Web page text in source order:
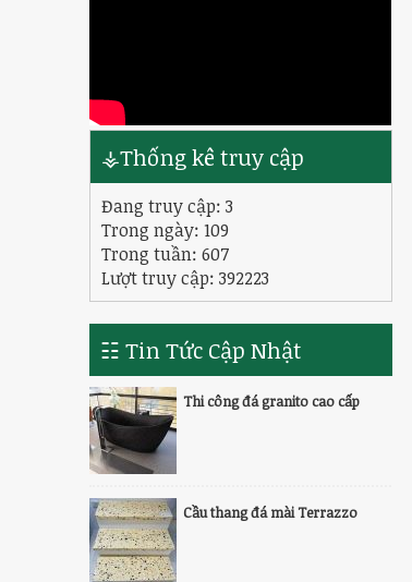
⚶Thống kê truy cập
Đang truy cập:3
Trong ngày:109
Trong tuần:607
Lượt truy cập: 392223
☷ Tin Tức Cập Nhật
Thi công đá granito cao cấp
Cầu thang đá mài Terrazzo